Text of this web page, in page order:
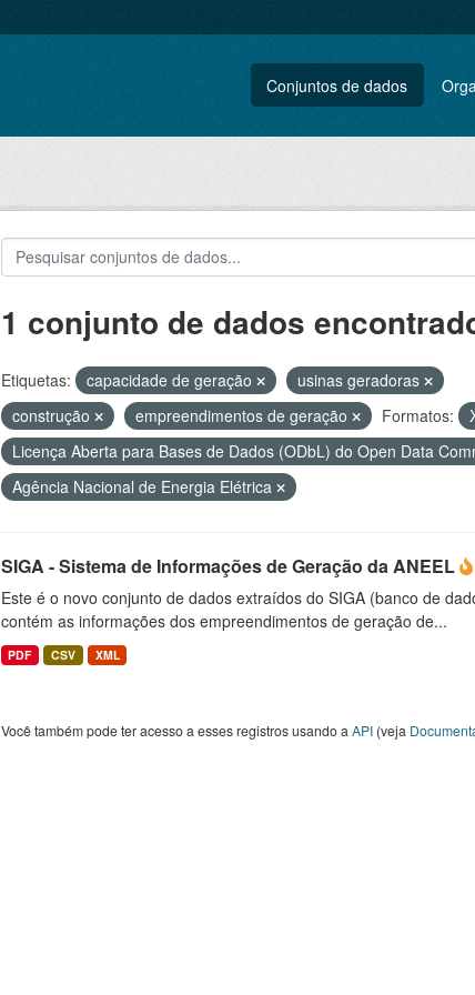
Conjuntos de dados
1 conjunto de dados
Etiquetas: capacidade de geração
usinas geradoras
construção
empreendimentos de geração Formatos:
Licença Aberta para Bases de Dados (ODbL) do Open Data
Agência Nacional de Energia Elétrica
SIGA - Sistema de Informações de Geração da ANEEL
Este é o novo conjunto de dados extraídos do SIGA (banco de
contém as informações dos empreendimentos de geração de...
PDF CSV XML
Você também pode ter acesso a esses registros usando a API(veja